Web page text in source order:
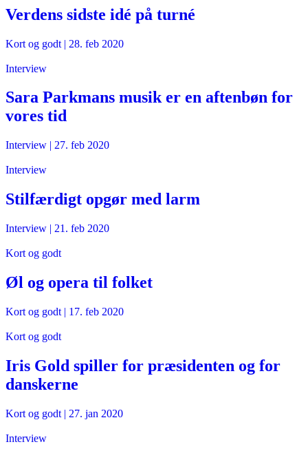
Verdens sidste idé på turné
Kort og godt | 28. feb 2020
Interview
Sara Parkmans musik er en aftenbøn for
vores tid
Interview | 27. feb 2020
Interview
Stilfærdigt opgør med larm
Interview | 21. feb 2020
Kort og godt
Øl og opera til folket
Kort og godt | 17. feb 2020
Kort og godt
Iris Gold spiller for præsidenten og for
danskerne
Kort og godt | 27. jan 2020
Interview